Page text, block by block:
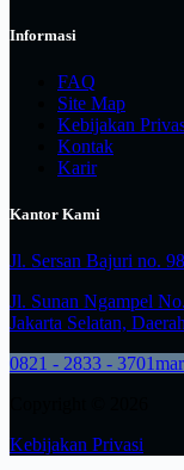
Informasi
FAQ
Site Map
Kebijakan
Kontak
Karir
Kantor Kami
Jl. Sersan Bajuri no.
Jl. Sunan Ngampel
Jakarta Selatan,
0821 - 2833 - 3701
Kebijakan Privasi